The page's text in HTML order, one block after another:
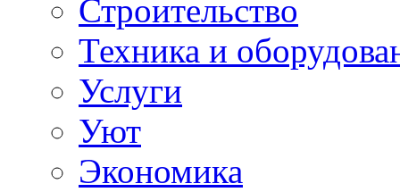
Строительство
Техника и
Услуги
Уют
Экономика